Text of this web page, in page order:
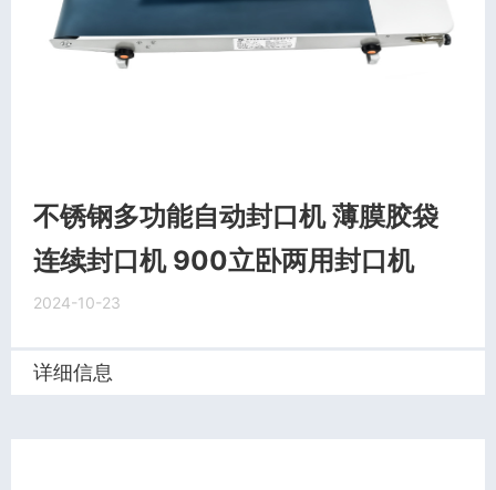
不锈钢多功能自动封口机 薄膜胶袋
连续封口机 900立卧两用封口机
2024-10-23
详细信息